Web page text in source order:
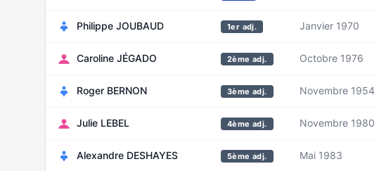
Philippe JOUBAUD 1er adj. Janvier 1970
Caroline JÉGADO 2ème adj. Octobre 1976
Roger BERNON 3ème adj. Novembre 1954
Julie LEBEL 4ème adj. Novembre 1980
Alexandre DESHAYES 5ème adj. Mai 1983